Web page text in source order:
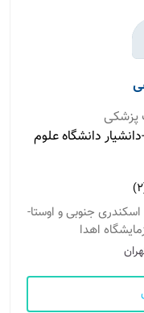
پزشکی
دانشگاه علوم
اسکندری جنوبی و اوستا-